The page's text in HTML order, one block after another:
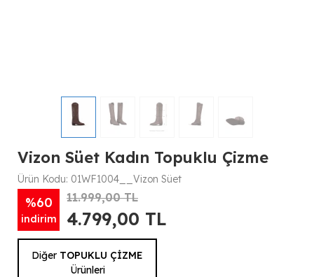
Vizon Süet Kadın Topuklu Çizme
Ürün Kodu: 01WF1004__Vizon Süet
%60
indirim
11.999,00 TL
4.799,00 TL
Diğer TOPUKLU ÇİZME
Ürünleri